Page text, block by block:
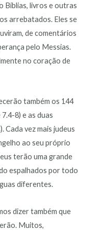
Bíblias, livros e outras
arrebatados. Eles se
de comentários
pelo Messias.
no coração de
também os 144
8) e as duas
Cada vez mais judeus
ao seu próprio
terão uma grande
espalhados por todo
diferentes.
dizer também que
Muitos,